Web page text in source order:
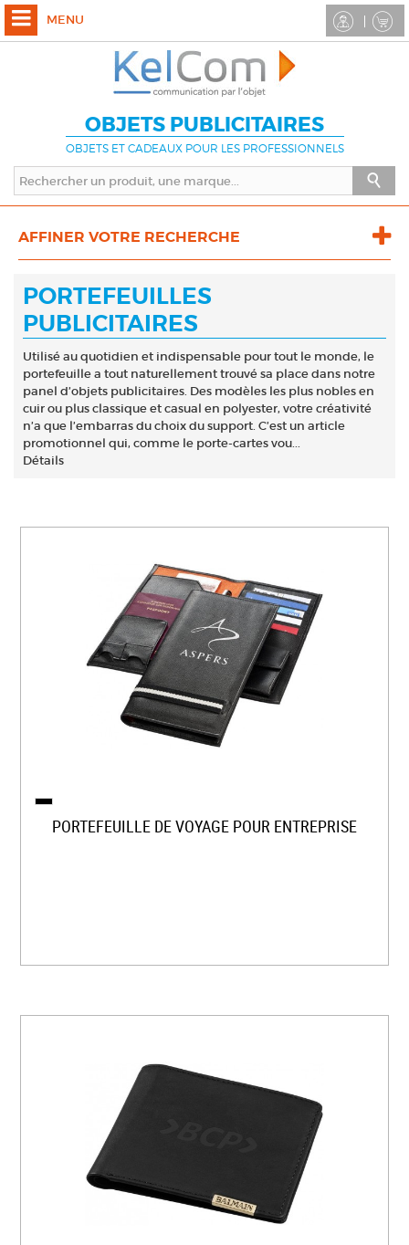
OBJETS PUBLICITAIRES
OBJETS ET CADEAUX POUR LES PROFESSIONNELS
MENU
AFFINER VOTRE RECHERCHE
PORTEFEUILLES
PUBLICITAIRES
Utilisé au quotidien et indispensable pour tout le monde, le
portefeuille a tout naturellement trouvé sa place dans notre
panel d’objets publicitaires. Des modèles les plus nobles en
cuir ou plus classique et casual en polyester, votre créativité
n’a que l’embarras du choix du support. C’est un article
promotionnel qui, comme le porte-cartes vou...
Détails
PORTEFEUILLE DE VOYAGE POUR ENTREPRISE